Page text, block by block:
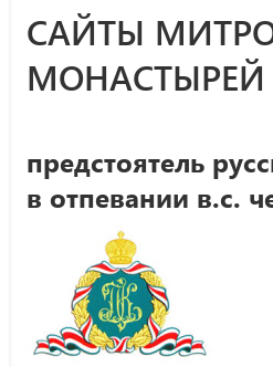
САЙТЫ
предстоятель
в отпевании в.с.